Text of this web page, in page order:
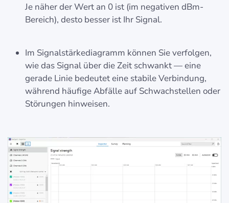
Je näher der Wert an 0 ist (im negativen dBm-
Bereich), desto besser ist Ihr Signal.
Im Signalstärkediagramm können Sie verfolgen,
wie das Signal über die Zeit schwankt — eine
gerade Linie bedeutet eine stabile Verbindung,
während häufige Abfälle auf Schwachstellen oder
Störungen hinweisen.